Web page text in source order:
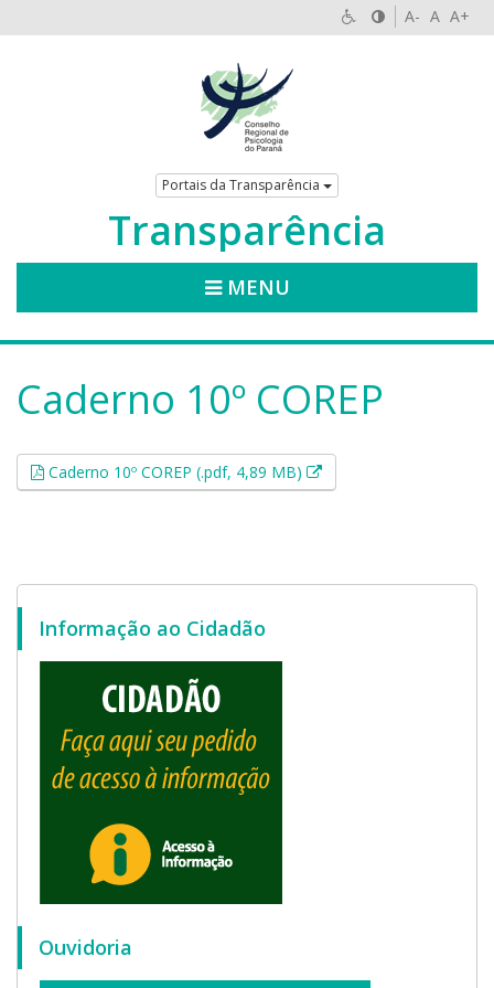
A- A A+
Portais da Transparência
Transparência
MENU
Caderno 10º COREP
Caderno 10º COREP (.pdf, 4,89 MB) Esse link abrirá em
Informação ao Cidadão
Ouvidoria